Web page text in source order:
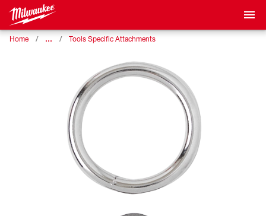
Home … Tools Specific Attachments